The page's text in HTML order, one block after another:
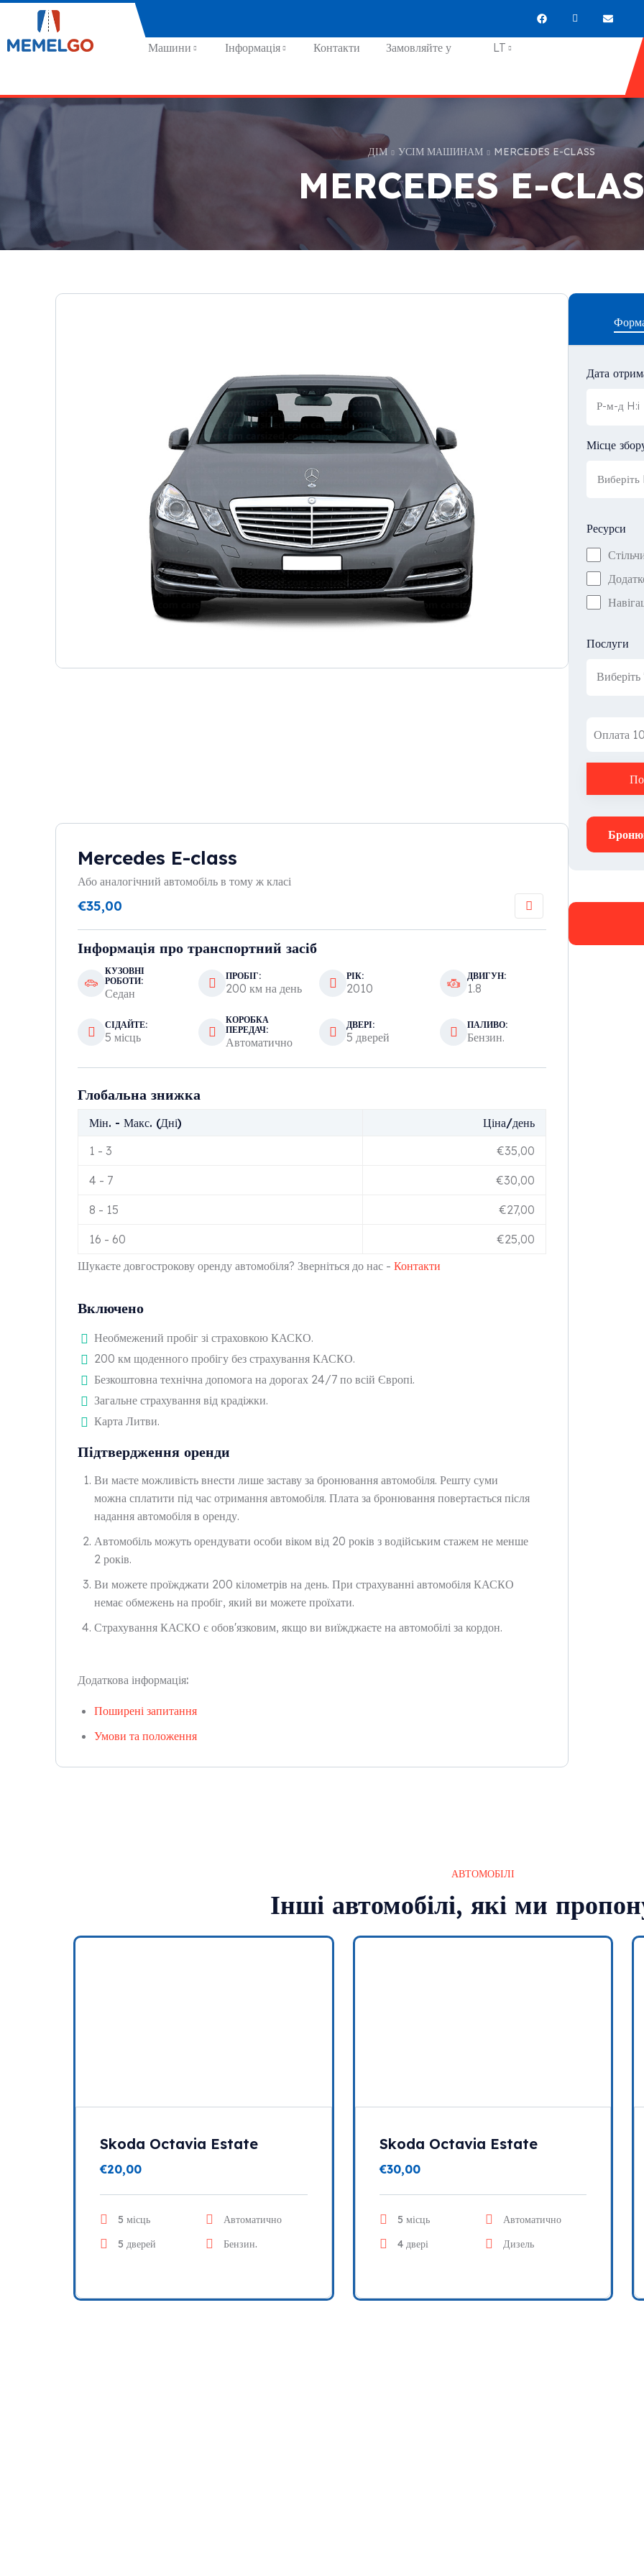
Машини Інформація Контакти Замовляйте у
LT
ДІМ УСІМ МАШИНАМ MERCEDES E-CLASS
MERCEDES E-
Mercedes E-class
Або аналогічний автомобіль в тому ж класі
€35,00
Інформація про транспортний засіб
КУЗОВНІ
РОБОТИ:
Седан
ПРОБІГ:
200 км на день
РІК:
2010
ДВИГУН:
1.8
СІДАЙТЕ:
5 місць
КОРОБКА
ПЕРЕДАЧ:
Автоматично
ДВЕРІ:
5 дверей
ПАЛИВО:
Бензин.
Глобальна знижка
Мін. - Макс. (Дні)
Ціна/день
1 - 3 €35,00
4 - 7 €30,00
8 - 15 €27,00
16 - 60 €25,00
Шукаєте довгострокову оренду автомобіля? Зверніться до нас - Контакти
Включено
Необмежений пробіг зі страховкою КАСКО.
200 км щоденного пробігу без страхування КАСКО.
Безкоштовна технічна допомога на дорогах 24/7 по всій Європі.
Загальне страхування від крадіжки.
Карта Литви.
Підтвердження оренди
Ви маєте можливість внести лише заставу за бронювання автомобіля. Решту суми
можна сплатити під час отримання автомобіля. Плата за бронювання повертається після
надання автомобіля в оренду.
Автомобіль можуть орендувати особи віком від 20 років з водійським стажем не менше
2 років.
Ви можете проїжджати 200 кілометрів на день. При страхуванні автомобіля КАСКО
немає обмежень на пробіг, який ви можете проїхати.
Страхування КАСКО є обов'язковим, якщо ви виїжджаєте на автомобілі за кордон.
Додаткова інформація:
Поширені запитання
Умови та положення
Дата
Місце
Ресурси
Послуги
Оплата
АВТОМОБІЛІ
Інші автомобілі, які ми
Skoda Octavia Estate
€20,00
5 місць
Автоматично
5 дверей
Бензин.
Skoda Octavia Estate
€30,00
5 місць
Автоматично
4 двері
Дизель